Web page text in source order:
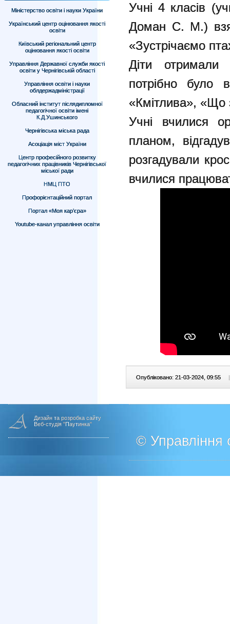
Міністерство освіти і науки України
Український центр оцінювання якості
освіти
Київський регіональний центр
оцінювання якості освіти
Управління Державної служби якості
освіти у Чернігівській області
Управління освіти і науки
облдержадміністрації
Обласний інститут післядипломної
педагогічної освіти імені
К.Д.Ушинського
Чернігівська міська рада
Асоціація міст України
Центр професійного розвитку
педагогічних працівників Чернігівської
міської ради
НМЦ ПТО
Профорієнтаційний портал
Портал «Моя кар’єра»
Youtube-канал управління освіти
Учні 4 класів
Доман С. М.)
«Зустрічаємо
Діти
потрібно було
«Кмітлива», «Що
Учні вчилися
планом,
розгадували
вчилися
Опубліковано: 21-03-2024, 09:55 |
Дизайн та розробка сайту
Веб-студія "Паутинка"
© Управління